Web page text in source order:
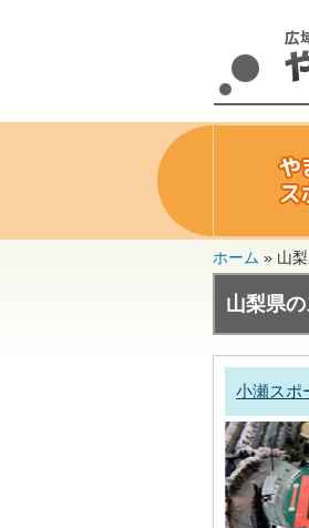
ホーム » 山
山梨県
小瀬スポ